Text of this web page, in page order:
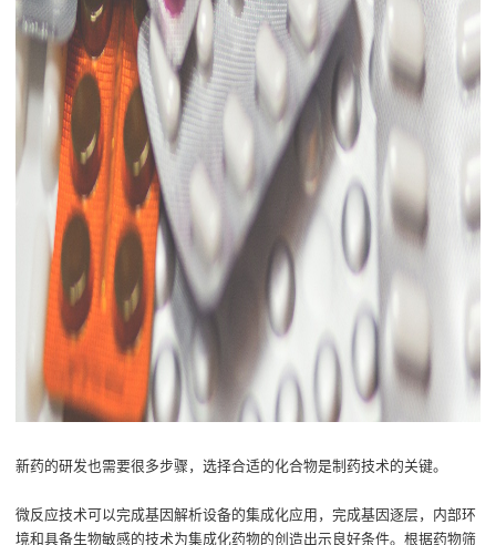
新药的研发也需要很多步骤，选择合适的化合物是制药技术的关键。
微反应技术可以完成基因解析设备的集成化应用，完成基因逐层， 内部环
境和具备生物敏感的技术为集成化药物的创造出示良好条件。根据药物筛